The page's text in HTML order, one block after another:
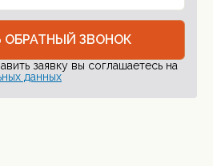
ОБРАТНЫЙ ЗВОНОК
заявку вы соглашаетесь на
данных